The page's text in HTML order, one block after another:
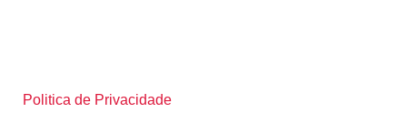
Politica de Privacidade